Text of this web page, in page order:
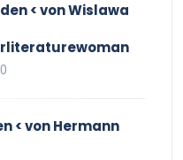
< von Wislawa
< von Hermann